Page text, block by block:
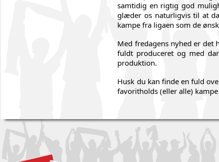
samtidig en rigtig god
glæder os naturligvis til at
kampe fra ligaen som de
Med fredagens nyhed er det
fuldt produceret og med
produktion.
Husk du kan finde en fuld
favoritholds (eller alle)